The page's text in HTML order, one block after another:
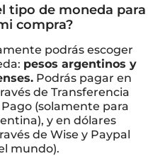
tipo de moneda para
compra?
podrás escoger
pesos argentinos y
Podrás pagar en
de Transferencia
(solamente para
y en dólares
de Wise y Paypal
mundo).